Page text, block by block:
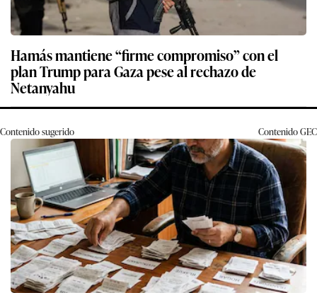
Hamás mantiene “firme compromiso” con el
plan Trump para Gaza pese al rechazo de
Netanyahu
Contenido sugerido ContenidoGEC